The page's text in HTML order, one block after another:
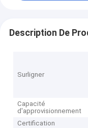
Description De
Surligner
Capacité
d'approvisionnement
Certification